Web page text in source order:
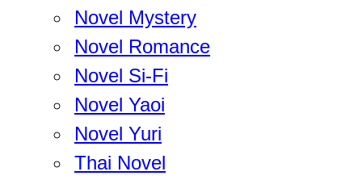
Novel Mystery
Novel Romance
Novel Si-Fi
Novel Yaoi
Novel Yuri
Thai Novel